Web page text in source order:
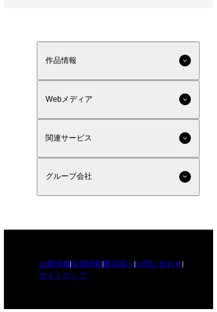
作品情報
Webメディア
関連サービス
グループ会社
企業情報採用情報書店様へお問い合わせ
サイトマップ